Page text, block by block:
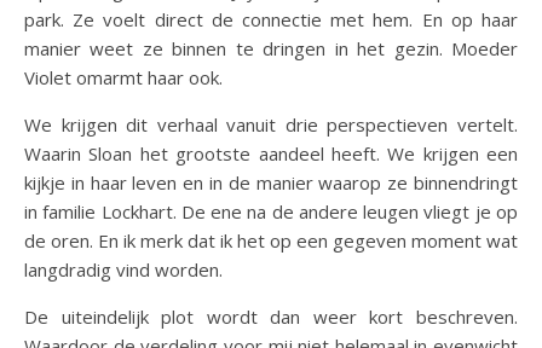
park. Ze voelt direct de connectie met hem. En op haar
manier weet ze binnen te dringen in het gezin. Moeder
Violet omarmt haar ook.
We krijgen dit verhaal vanuit drie perspectieven vertelt.
Waarin Sloan het grootste aandeel heeft. We krijgen een
kijkje in haar leven en in de manier waarop ze binnendringt
in familie Lockhart. De ene na de andere leugen vliegt je op
de oren. En ik merk dat ik het op een gegeven moment wat
langdradig vind worden.
De uiteindelijk plot wordt dan weer kort beschreven.